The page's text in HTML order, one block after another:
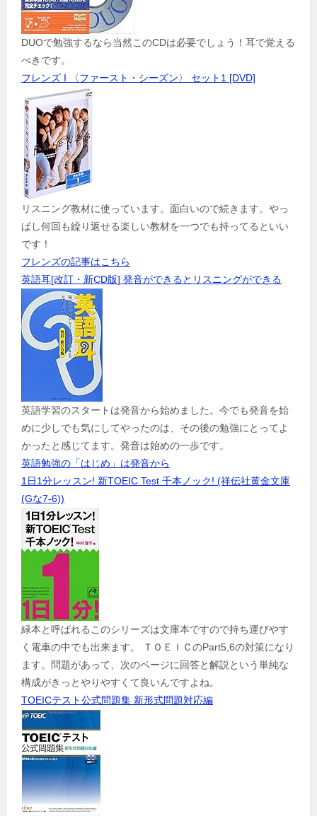
DUOで勉強するなら当然このCDは必要でしょう！耳で覚える
べきです。
フレンズ I 〈ファースト・シーズン〉 セット1 [DVD]
リスニング教材に使っています。面白いので続きます。やっ
ぱし何回も繰り返せる楽しい教材を一つでも持ってるといい
です！
フレンズの記事はこちら
英語耳[改訂・新CD版] 発音ができるとリスニングができる
英語学習のスタートは発音から始めました。今でも発音を始
めに少しでも気にしてやったのは、その後の勉強にとってよ
かったと感じてます。発音は始めの一歩です。
英語勉強の「はじめ」は発音から
1日1分レッスン! 新TOEIC Test 千本ノック! (祥伝社黄金文庫
(Gな7-6))
緑本と呼ばれるこのシリーズは文庫本ですので持ち運びやす
く電車の中でも出来ます。 ＴＯＥＩＣのPart5,6の対策になり
ます。問題があって、次のページに回答と解説という単純な
構成がきっとやりやすくて良いんですよね。
TOEICテスト公式問題集 新形式問題対応編